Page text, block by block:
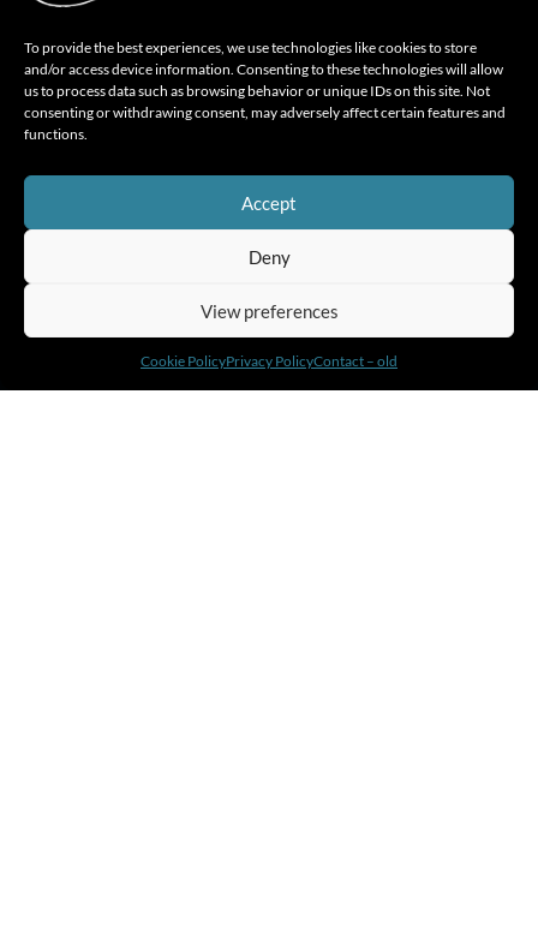
To provide the best experiences, we use technologies like cookies to store
and/or access device information. Consenting to these technologies will allow
us to process data such as browsing behavior or unique IDs on this site. Not
consenting or withdrawing consent, may adversely affect certain features and
functions.
Accept
Deny
View preferences
Cookie PolicyPrivacy PolicyContact – old
Leadership Development Programs
Our Approach
Solutions